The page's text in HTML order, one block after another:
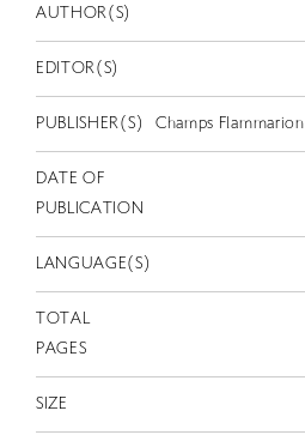
AUTHOR(S)
EDITOR(S)
PUBLISHER(S) Champs Flammarion
DATE OF
PUBLICATION
LANGUAGE(S)
TOTAL
PAGES
SIZE